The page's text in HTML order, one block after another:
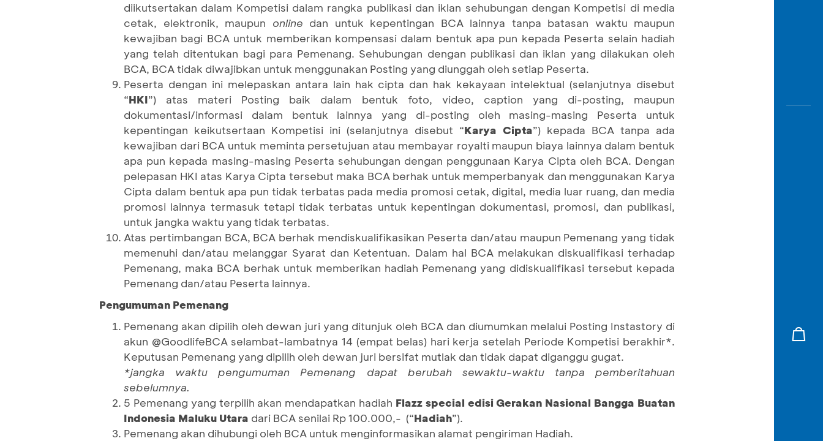
diikutsertakan dalam Kompetisi dalam rangka publikasi dan iklan sehubungan dengan Kompetisi di media
cetak, elektronik, maupun online dan untuk kepentingan BCA lainnya tanpa batasan waktu maupun
kewajiban bagi BCA untuk memberikan kompensasi dalam bentuk apa pun kepada Peserta selain hadiah
yang telah ditentukan bagi para Pemenang. Sehubungan dengan publikasi dan iklan yang dilakukan oleh
BCA, BCA tidak diwajibkan untuk menggunakan Posting yang diunggah oleh setiap Peserta.
Peserta dengan ini melepaskan antara lain hak cipta dan hak kekayaan intelektual (selanjutnya disebut
“HKI”) atas materi Posting baik dalam bentuk foto, video, caption yang di-posting, maupun
dokumentasi/informasi dalam bentuk lainnya yang di-posting oleh masing-masing Peserta untuk
kepentingan keikutsertaan Kompetisi ini (selanjutnya disebut “Karya Cipta”) kepada BCA tanpa ada
kewajiban dari BCA untuk meminta persetujuan atau membayar royalti maupun biaya lainnya dalam bentuk
apa pun kepada masing-masing Peserta sehubungan dengan penggunaan Karya Cipta oleh BCA. Dengan
pelepasan HKI atas Karya Cipta tersebut maka BCA berhak untuk memperbanyak dan menggunakan Karya
Cipta dalam bentuk apa pun tidak terbatas pada media promosi cetak, digital, media luar ruang, dan media
promosi lainnya termasuk tetapi tidak terbatas untuk kepentingan dokumentasi, promosi, dan publikasi,
untuk jangka waktu yang tidak terbatas.
Atas pertimbangan BCA, BCA berhak mendiskualifikasikan Peserta dan/atau maupun Pemenang yang tidak
memenuhi dan/atau melanggar Syarat dan Ketentuan. Dalam hal BCA melakukan diskualifikasi terhadap
Pemenang, maka BCA berhak untuk memberikan hadiah Pemenang yang didiskualifikasi tersebut kepada
Pemenang dan/atau Peserta lainnya.
Pengumuman Pemenang
Pemenang akan dipilih oleh dewan juri yang ditunjuk oleh BCA dan diumumkan melalui Posting Instastory di
akun @GoodlifeBCA selambat-lambatnya 14 (empat belas) hari kerja setelah Periode Kompetisi berakhir*.
Keputusan Pemenang yang dipilih oleh dewan juri bersifat mutlak dan tidak dapat diganggu gugat.
*jangka waktu pengumuman Pemenang dapat berubah sewaktu-waktu tanpa pemberitahuan
sebelumnya.
5 Pemenang yang terpilih akan mendapatkan hadiah Flazz special edisi Gerakan Nasional Bangga Buatan
Indonesia Maluku Utara dari BCA senilai Rp 100.000,- (“Hadiah”).
Pemenang akan dihubungi oleh BCA untuk menginformasikan alamat pengiriman Hadiah.